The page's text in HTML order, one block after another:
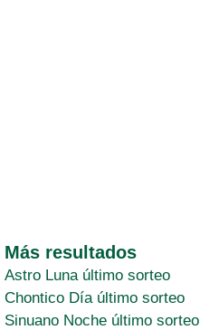
Más resultados
Astro Luna último sorteo
Chontico Día último sorteo
Sinuano Noche último sorteo